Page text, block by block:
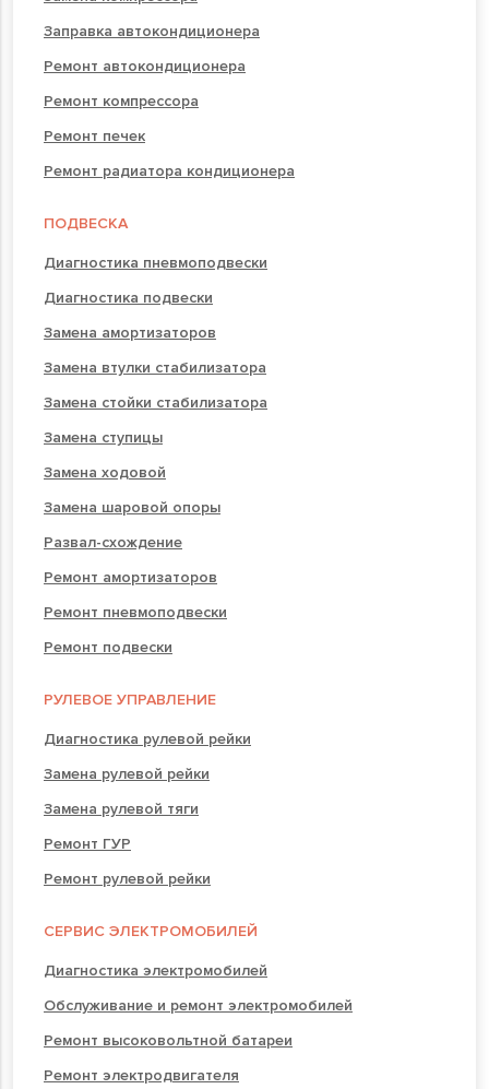
Заправка автокондиционера
Ремонт автокондиционера
Ремонт компрессора
Ремонт печек
Ремонт радиатора кондиционера
ПОДВЕСКА
Диагностика пневмоподвески
Диагностика подвески
Замена амортизаторов
Замена втулки стабилизатора
Замена стойки стабилизатора
Замена ступицы
Замена ходовой
Замена шаровой опоры
Развал-схождение
Ремонт амортизаторов
Ремонт пневмоподвески
Ремонт подвески
РУЛЕВОЕ УПРАВЛЕНИЕ
Диагностика рулевой рейки
Замена рулевой рейки
Замена рулевой тяги
Ремонт ГУР
Ремонт рулевой рейки
СЕРВИС ЭЛЕКТРОМОБИЛЕЙ
Диагностика электромобилей
Обслуживание и ремонт электромобилей
Ремонт высоковольтной батареи
Ремонт электродвигателя